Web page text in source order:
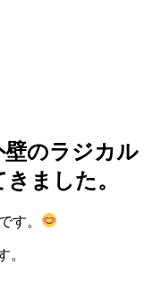
壁のラジカル
ました。
す。
。